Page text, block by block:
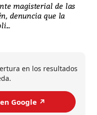
magisterial de las
denuncia que la
en los resultados
Google ↗️